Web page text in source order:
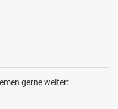
gerne weiter: